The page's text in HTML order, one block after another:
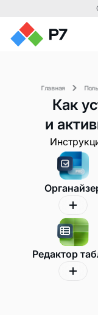
Главная
Как
и
Редактор